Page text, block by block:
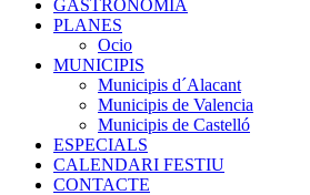
GASTRONOMÍA
PLANES
Ocio
MUNICIPIS
Municipis d´Alacant
Municipis de Valencia
Municipis de Castelló
ESPECIALS
CALENDARI FESTIU
CONTACTE